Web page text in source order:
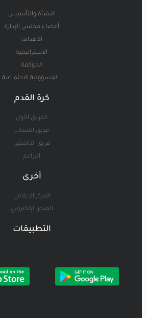
النشأة والتأسيس
أعضاء مجلس الإدارة
الأهداف
الاستراتيجية
الحوكمة
المسؤولية الاجتماعية
كرة القدم
الفريق الأول
فريق الشباب
فريق الناشئين
البراعم
أخرى
المركز الإعلامي
المتجر الإلكتروني
التطبيقات